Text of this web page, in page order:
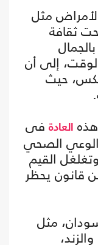
مثل
ثقافة
إلى أن
حيث
العادة فى
الوعي الصحي
القيم
قانون يحظر
مثل